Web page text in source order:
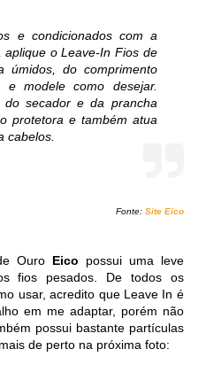
e condicionados com a
aplique o Leave-In Fios de
úmidos, do comprimento
modele como desejar.
secador e da prancha
protetora e também atua
cabelos
Fonte: Site Eico
Ouro Eico possui uma leve
fios pesados. De todos os
usar, acredito que Leave In é
em me adaptar, porém não
possui bastante partículas
de perto na próxima foto: